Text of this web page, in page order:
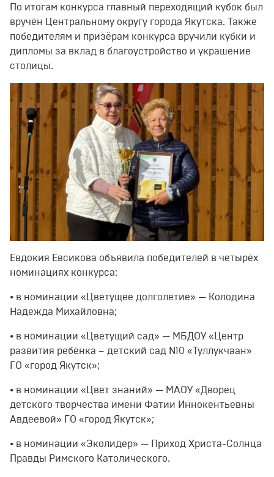
По итогам конкурса главный переходящий кубок был
вручён Центральному округу города Якутска. Также
победителям и призёрам конкурса вручили кубки и
дипломы за вклад в благоустройство и украшение
столицы.
Евдокия Евсикова объявила победителей в четырёх
номинациях конкурса:
• в номинации «Цветущее долголетие» — Колодина
Надежда Михайловна;
• в номинации «Цветущий сад» — МБДОУ «Центр
развития ребёнка – детский сад N10 «Туллукчаан»
ГО «город Якутск»;
• в номинации «Цвет знаний» — МАОУ «Дворец
детского творчества имени Фатии Иннокентьевны
Авдеевой» ГО «город Якутск»;
• в номинации «Эколидер» — Приход Христа-Солнца
Правды Римского Католического.